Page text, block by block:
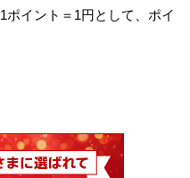
イント＝1円として、ポイ